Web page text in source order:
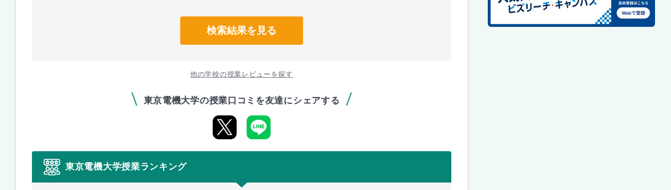
検索結果を見る
他の学校の授業レビューを探す
東京電機大学の授業口コミを友達にシェアする
東京電機大学授業ランキング